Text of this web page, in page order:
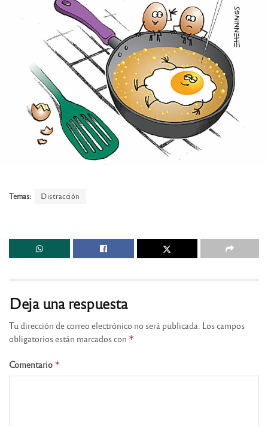
Temas: Distracción
Deja una respuesta
Tu dirección de correo electrónico no será publicada. Los campos
obligatorios están marcados con *
Comentario *